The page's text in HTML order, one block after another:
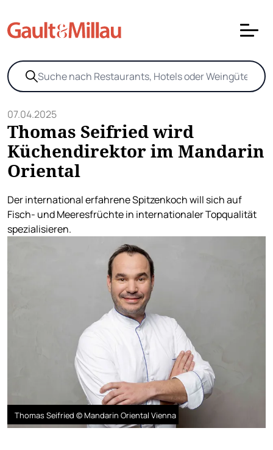
07.04.2025
Thomas Seifried wird
Küchendirektor im Mandarin
Oriental
Der international erfahrene Spitzenkoch will sich auf
Fisch- und Meeresfrüchte in internationaler Topqualität
spezialisieren.
Thomas Seifried © Mandarin Oriental Vienna